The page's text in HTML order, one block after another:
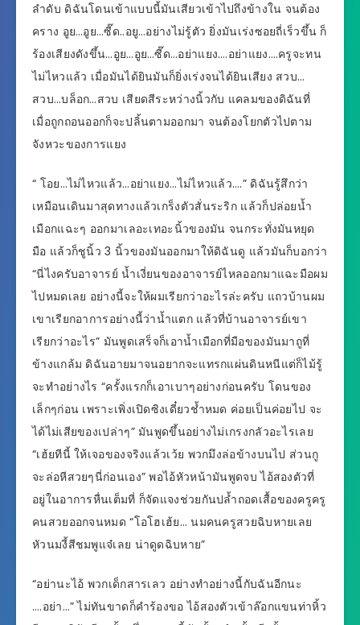
ลำดับ ดิฉันโดนเข้าแบบนี้มันเสียวเข้าไปถึงข้างใน จนต้อง
คราง อูย…อูย…ซี๊ด..อยู…อย่างไม่รู้ตัว ยิ่งมันเร่งซอยถี่เร็วขึ้น ก็
ร้องเสียงดังขึ้น…อูย…อูย…ซี๊ด…อย่าแยง….อย่าแยง….ครูจะทน
ไม่ไหวแล้ว เมื่อมันได้ยินมันก็ยิ่งเร่งจนได้ยินเสียง สวบ…
สวบ…บล็อก…สวบ เสียดสีระหว่างนิ้วกับ แคลมของดิฉันที่
เมื่อถูกถอนออกก็จะปลิ้นตามออกมา จนต้องโยกตัวไปตาม
จังหวะของการแยง
“ โอย…ไม่ไหวแล้ว…อย่าแยง…ไม่ไหวแล้ว….” ดิฉันรู้สึกว่า
เหมือนเดินมาสุดทางแล้วเกร็งตัวสั่นระริก แล้วก็ปล่อยน้ำ
เมือกแฉะๆ ออกมาเลอะเทอะนิ้วของมัน จนกระทั่งมันหยุด
มือ แล้วก็ชูนิ้ว 3 นิ้วของมันออกมาให้ดิฉันดู แล้วมันก็บอกว่า
“นี่ไงครับอาจารย์ น้ำเงี่ยนของอาจารย์ไหลออกมาแฉะมือผม
ไปหมดเลย อย่างนี้จะให้ผมเรียกว่าอะไรล่ะครับ แถวบ้านผม
เขาเรียกอาการอย่างนี้ว่าน้ำแตก แล้วที่บ้านอาจารย์เขา
เรียกว่าอะไร” มันพูดเสร็จก็เอาน้ำเมือกที่มือของมันมาถูที่
ข้างแกล้ม ดิฉันอายมาจนอยากจะแทรกแผ่นดินหนีแต่ก็ไม้รู้
จะทำอย่างไร “ครั้งแรกก็เอาเบาๆอย่างก่อนครับ โดนของ
เล็กๆก่อน เพราะเพิ่งเปิดซิงเดี๋ยวช้ำหมด ค่อยเป็นค่อยไป จะ
ได้ไม่เสียของเปล่าๆ” มันพูดขึ้นอย่างไม่เกรงกลัวอะไรเลย
“เฮ้ยทีนี้ ให้เจอของจริงแล้วเว้ย พวกมึงล่อข้างบนไป ส่วนกู
จะล่อหีสวยๆนี่ก่อนเอง” พอไอ้หัวหน้ามันพูดจบ ไอ้สองตัวที่
อยู่ในอาการหื่นเต็มที่ ก็จัดแจงช่วยกันปล้ำถอดเสื้อของครูครู
คนสวยออกจนหมด “โอโฮเฮ้ย… นมคนครูสวยฉิบหายเลย
หัวนมงี้สีชมพูแจ๋เลย น่าดูดฉิบหาย”
“อย่านะไอ้ พวกเด็กสารเลว อย่างทำอย่างนี้กับฉันอีกนะ
….อย่า…” ไม่ทันขาดก็คำร้องขอ ไอ้สองตัวเข้าล๊อกแขนท่าหิ้ว